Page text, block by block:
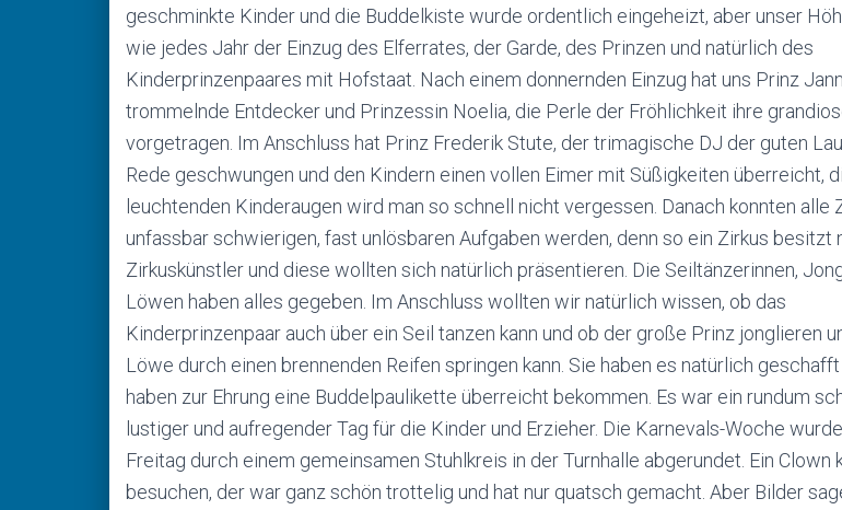
geschminkte Kinder und die Buddelkiste wurde ordentlich eingeheizt, aber unser
wie jedes Jahr der Einzug des Elferrates, der Garde, des Prinzen und natürlich des
Kinderprinzenpaares mit Hofstaat. Nach einem donnernden Einzug hat uns Prinz
trommelnde Entdecker und Prinzessin Noelia, die Perle der Fröhlichkeit ihre
vorgetragen. Im Anschluss hat Prinz Frederik Stute, der trimagische DJ der guten
Rede geschwungen und den Kindern einen vollen Eimer mit Süßigkeiten überreicht,
leuchtenden Kinderaugen wird man so schnell nicht vergessen. Danach konnten alle
unfassbar schwierigen, fast unlösbaren Aufgaben werden, denn so ein Zirkus besitzt
Zirkuskünstler und diese wollten sich natürlich präsentieren. Die Seiltänzerinnen,
Löwen haben alles gegeben. Im Anschluss wollten wir natürlich wissen, ob das
Kinderprinzenpaar auch über ein Seil tanzen kann und ob der große Prinz jonglieren
Löwe durch einen brennenden Reifen springen kann. Sie haben es natürlich geschafft
haben zur Ehrung eine Buddelpaulikette überreicht bekommen. Es war ein rundum
lustiger und aufregender Tag für die Kinder und Erzieher. Die Karnevals-Woche
Freitag durch einem gemeinsamen Stuhlkreis in der Turnhalle abgerundet. Ein Clown
besuchen, der war ganz schön trottelig und hat nur quatsch gemacht. Aber Bilder